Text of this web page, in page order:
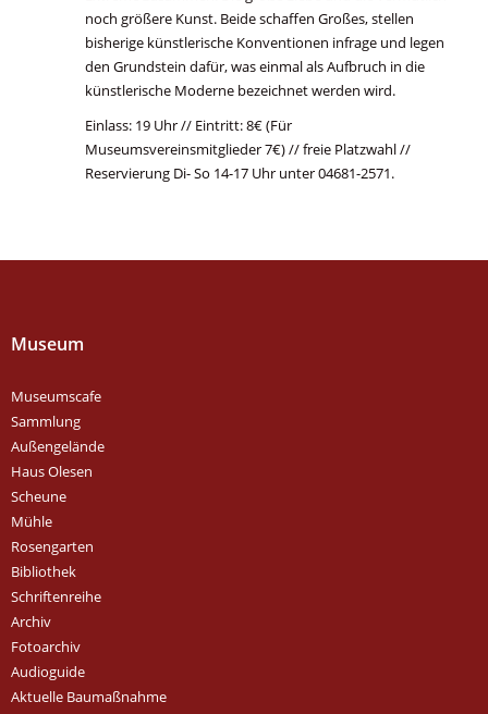
noch größere Kunst. Beide schaffen Großes, stellen
bisherige künstlerische Konventionen infrage und legen
den Grundstein dafür, was einmal als Aufbruch in die
künstlerische Moderne bezeichnet werden wird.
Einlass: 19 Uhr // Eintritt: 8€ (Für
Museumsvereinsmitglieder 7€) // freie Platzwahl //
Reservierung Di- So 14-17 Uhr unter 04681-2571.
Museum
Museumscafe
Sammlung
Außengelände
Haus Olesen
Scheune
Mühle
Rosengarten
Bibliothek
Schriftenreihe
Archiv
Fotoarchiv
Audioguide
Aktuelle Baumaßnahme